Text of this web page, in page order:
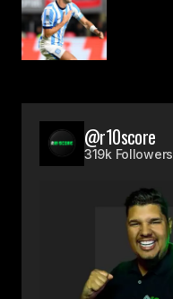
@r10score
319k Followers